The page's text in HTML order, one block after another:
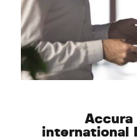
Accura
international